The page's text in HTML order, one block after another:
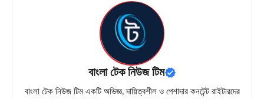
বাংলা টেক নিউজ টিম
বাংলা টেক নিউজ টিম একটি অভিজ্ঞ, দায়িত্বশীল ও পেশাদার কনটেন্ট রাইটারদের